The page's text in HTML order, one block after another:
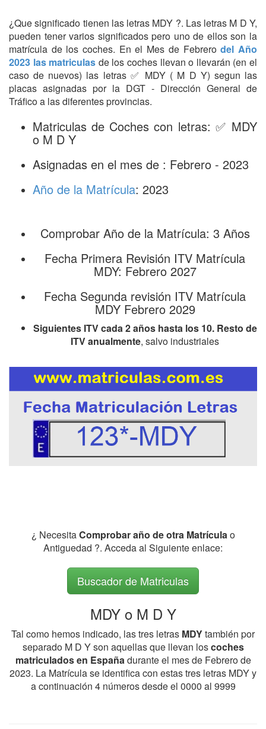
¿Que significado tienen las letras MDY ?. Las letras M D Y,
pueden tener varios significados pero uno de ellos son la
matrícula de los coches. En el Mes de Febrerodel Año
2023 las matriculas de los coches llevan o llevarán (en el
caso de nuevos) las letras ✅ MDY ( M D Y) segun las
placas asignadas por la DGT - Dirección General de
Tráfico a las diferentes provincias.
Matriculas de Coches con letras: ✅ MDY
o M D Y
Asignadas en el mes de : Febrero - 2023
Año de la Matrícula: 2023
Comprobar Año de la Matrícula: 3 Años
Fecha Primera Revisión ITV Matrícula
MDY: Febrero 2027
Fecha Segunda revisión ITV Matrícula
MDY Febrero 2029
Siguientes ITV cada 2 años hasta los 10. Resto de
ITV anualmente, salvo industriales
¿ NecesitaComprobar año de otra Matrículao
Antiguedad ?. Acceda al Siguiente enlace:
Buscador de Matriculas
MDY o M D Y
Tal como hemos indicado, las tres letras MDYtambién por
separado M D Y son aquellas que llevan loscoches
matriculados en Españadurante el mes de Febrero de
2023. La Matrícula se identifica con estas tres letras MDY y
a continuación 4 números desde el 0000 al 9999